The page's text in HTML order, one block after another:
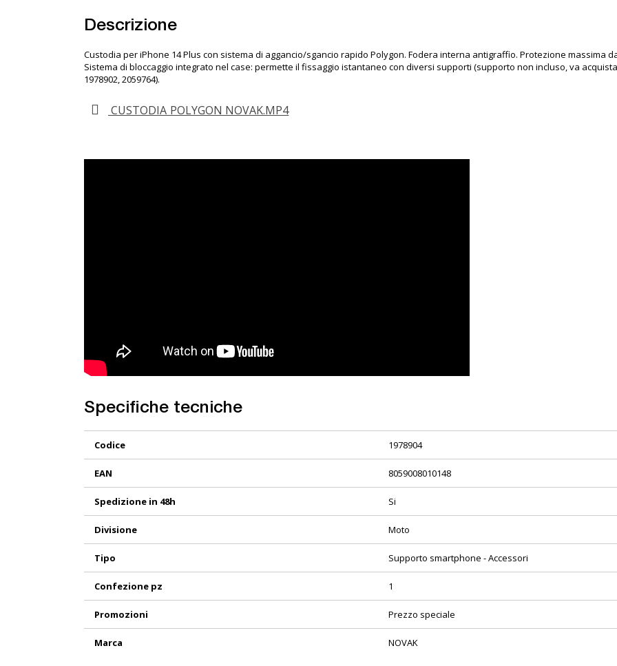
Descrizione
Custodia per iPhone 14 Plus con sistema di aggancio/sgancio rapido Polygon. Fodera interna antigraffio. Protezione massima
Sistema di bloccaggio integrato nel case: permette il fissaggio istantaneo con diversi supporti (supporto non incluso, va
1978902,2059764).
CUSTODIA POLYGON NOVAK.MP4
Specifiche tecniche
Informazioni
Codice 1978904
EAN 8059008010148
Spedizione in 48h Si
Divisione Moto
Tipo Supporto smartphone - Accessori
Confezione pz 1
Promozioni Prezzo speciale
Marca NOVAK